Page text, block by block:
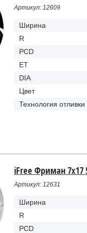
Артикул: 12609
Ширина
R
PCD
ET
DIA
Цвет
Технология отливки
iFree Фриман 7x17
Артикул: 12631
Ширина
R
PCD